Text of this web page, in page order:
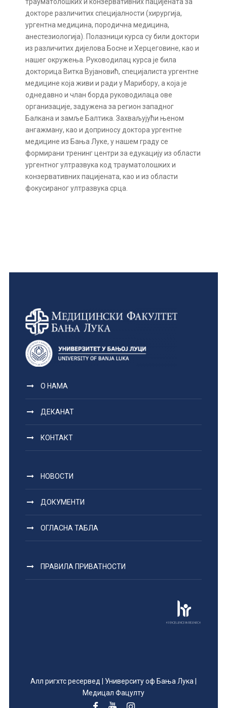
докторе различитих специјалности (хирургија,
ургентна медицина, породична медицина,
анестезиологија). Полазници курса су били доктори
из различитих дијелова Босне и Херцеговине, као и
нашег окружења. Руководилац курса је била
докторица Витка Вујановић, специјалиста ургентне
медицине која живи и ради у Марибору, а која је
однедавно и члан борда руководилаца ове
организације, задужена за регион западног
Балкана и замље Балтика. Захваљујући њеном
ангажману, као и доприносу доктора ургентне
медицине из Бања Луке, у нашем граду се
формирани тренинг центри за едукацију из области
ургентног ултразвука код трауматолошких и
конзервативних пацијената, као и из области
фокусираног ултразвука срца.
О НАМА
ДЕКАНАТ
КОНТАКТ
НОВОСТИ
ДОКУМЕНТИ
ОГЛАСНА ТАБЛА
ПРАВИЛА ПРИВАТНОСТИ
Алл ригхтс ресервед | Университy оф Бања Лука |
Медицал Фацултy